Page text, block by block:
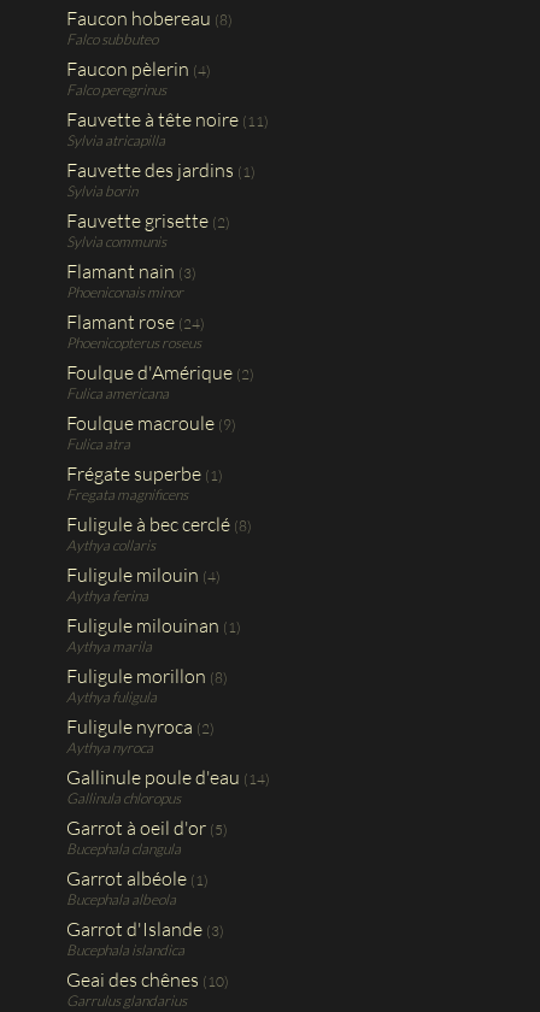
Faucon hobereau (8)
Falco subbuteo
Faucon pèlerin (4)
Falco peregrinus
Fauvette à tête noire (11)
Sylvia atricapilla
Fauvette des jardins (1)
Sylvia borin
Fauvette grisette (2)
Sylvia communis
Flamant nain (3)
Phoeniconais minor
Flamant rose (24)
Phoenicopterus roseus
Foulque d'Amérique (2)
Fulica americana
Foulque macroule (9)
Fulica atra
Frégate superbe (1)
Fregata magnificens
Fuligule à bec cerclé (8)
Aythya collaris
Fuligule milouin (4)
Aythya ferina
Fuligule milouinan (1)
Aythya marila
Fuligule morillon (8)
Aythya fuligula
Fuligule nyroca (2)
Aythya nyroca
Gallinule poule d'eau (14)
Gallinula chloropus
Garrot à oeil d'or (5)
Bucephala clangula
Garrot albéole (1)
Bucephala albeola
Garrot d'Islande (3)
Bucephala islandica
Geai des chênes (10)
Garrulus glandarius